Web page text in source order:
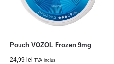
Pouch VOZOL Frozen 9mg
24,99 lei TVA inclus